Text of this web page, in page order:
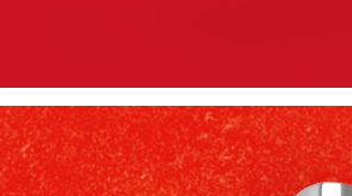
Schwechater